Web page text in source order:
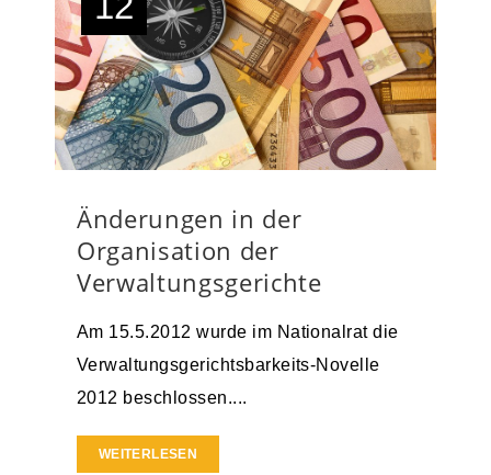
Änderungen in der
Organisation der
Verwaltungsgerichte
Am 15.5.2012 wurde im Nationalrat die
Verwaltungsgerichtsbarkeits-Novelle
2012 beschlossen....
WEITERLESEN